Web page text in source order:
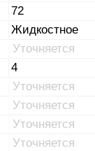
72
Жидкостное
Уточняется
4
Уточняется
Уточняется
Уточняется
Уточняется